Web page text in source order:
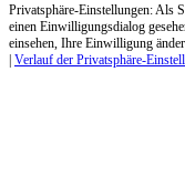
Privatsphäre-Einstellungen: Als
einen Einwilligungsdialog
einsehen, Ihre Einwilligung
| Verlauf der Privatsphäre-